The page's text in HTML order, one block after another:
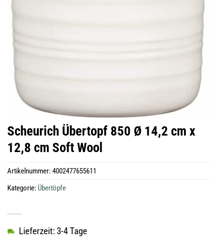
Scheurich Übertopf 850 Ø 14,2 cm x
12,8 cm Soft Wool
Lieferzeit: 3-4 Tage
Artikelnummer: 4002477655611
Kategorie: Übertöpfe